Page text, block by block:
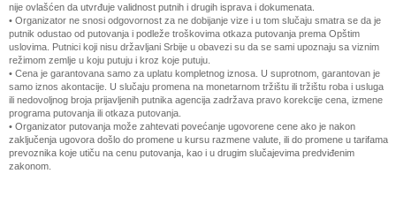
nije ovlašćen da utvrđuje validnost putnih i drugih isprava i dokumenata.
• Organizator ne snosi odgovornost za ne dobijanje vize i u tom slučaju smatra se da je
putnik odustao od putovanja i podleže troškovima otkaza putovanja prema Opštim
uslovima. Putnici koji nisu državljani Srbije u obavezi su da se sami upoznaju sa viznim
režimom zemlje u koju putuju i kroz koje putuju.
• Cena je garantovana samo za uplatu kompletnog iznosa. U suprotnom, garantovan je
samo iznos akontacije. U slučaju promena na monetarnom tržištu ili tržištu roba i usluga
ili nedovoljnog broja prijavljenih putnika agencija zadržava pravo korekcije cena, izmene
programa putovanja ili otkaza putovanja.
• Organizator putovanja može zahtevati povećanje ugovorene cene ako je nakon
zaključenja ugovora došlo do promene u kursu razmene valute, ili do promene u tarifama
prevoznika koje utiču na cenu putovanja, kao i u drugim slučajevima predviđenim
zakonom.